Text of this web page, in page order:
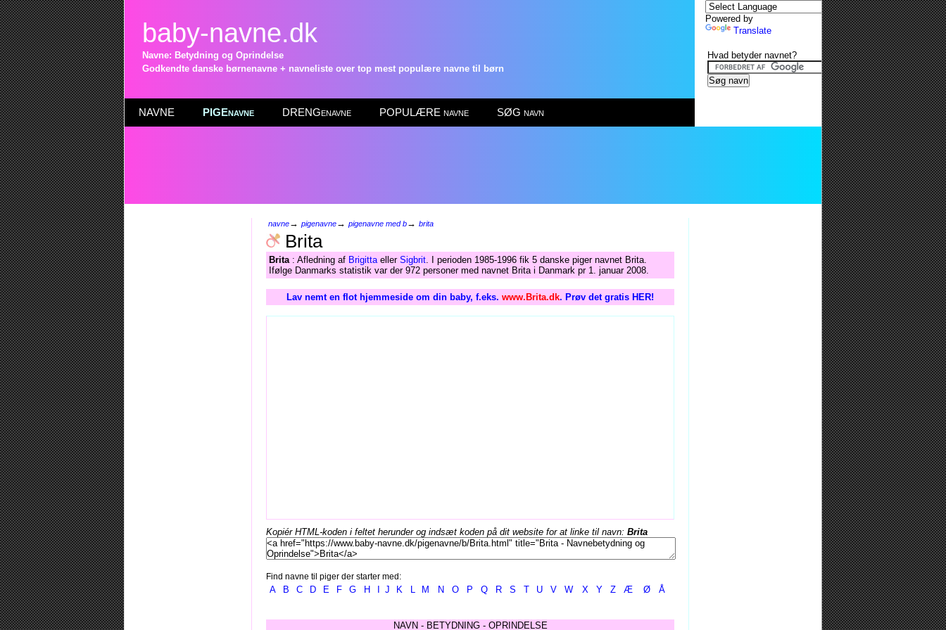
baby-navne.dk
Navne: Betydning og Oprindelse
Godkendte danske børnenavne + navneliste over top mest populære navne til børn
NAVNE PIGEnavne DRENGenavne POPULÆRE navne SØG navn
navne→ pigenavne→ pigenavne med b→ brita
Brita
Brita: Afledning af Brigittaeller Sigbrit. I perioden 1985-1996 fik 5 danske piger navnet Brita.
Ifølge Danmarks statistik var der 972 personer med navnet Brita i Danmark pr 1. januar 2008.
Lav nemt en flot hjemmeside om din baby, f.eks. www.Brita.dk. Prøv det gratis HER!
Kopiér HTML-koden i feltet herunder og indsæt koden på dit website for at linke til navn: Brita
Find navne til piger der starter med:
A B C D E F G H J K L M N O P Q R S T U V W X Y Z Æ Ø Å
NAVN - BETYDNING - OPRINDELSE
Powered by
Translate
Hvad betyder navnet?